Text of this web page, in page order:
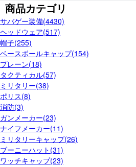
商品カテゴリ
サバゲー装備(4430)
ヘッドウェア(517)
帽子(255)
ベースボールキャップ(154)
プレーン(18)
タクティカル(57)
ミリタリー(38)
ポリス(8)
消防(3)
ガンメーカー(23)
ナイフメーカー(11)
ミリタリーキャップ(26)
ブーニーハット(31)
ワッチキャップ(23)